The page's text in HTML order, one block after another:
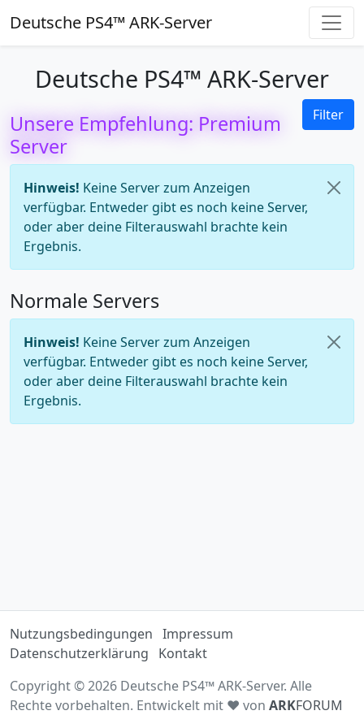
Deutsche PS4™ ARK-Server
Deutsche PS4™ ARK-Server
Filter
Unsere Empfehlung: Premium
Server
Hinweis! Keine Server zum Anzeigen
verfügbar. Entweder gibt es noch keine Server,
oder aber deine Filterauswahl brachte kein
Ergebnis.
Normale Servers
Hinweis! Keine Server zum Anzeigen
verfügbar. Entweder gibt es noch keine Server,
oder aber deine Filterauswahl brachte kein
Ergebnis.
Nutzungsbedingungen Impressum
Datenschutzerklärung
Kontakt
Copyright © 2026 Deutsche PS4™ ARK-Server. Alle
Rechte vorbehalten. Entwickelt mit ♥ von ARKFORUM